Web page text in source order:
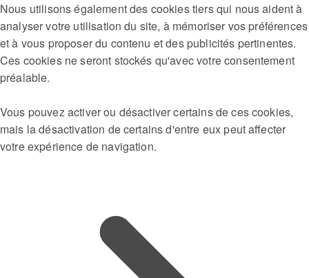
Nous utilisons également des cookies tiers qui nous aident à
analyser votre utilisation du site, à mémoriser vos préférences
et à vous proposer du contenu et des publicités pertinentes.
Ces cookies ne seront stockés qu'avec votre consentement
préalable.
Vous pouvez activer ou désactiver certains de ces cookies,
mais la désactivation de certains d'entre eux peut affecter
votre expérience de navigation.